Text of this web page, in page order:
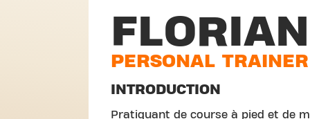
PERSONAL TRAINER
INTRODUCTION
Pratiquant de course à pied et de